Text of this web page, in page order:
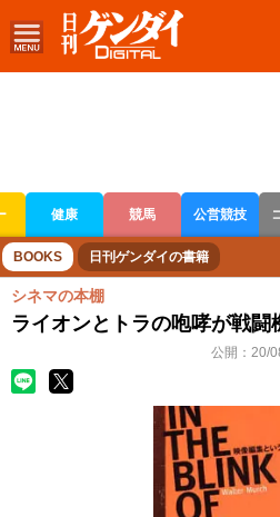
健康 競馬 公営競技
ボートレース 競輪 オートレース
BOOKS 日刊ゲンダイの書籍
シネマの本棚
ライオンとトラの咆哮が戦闘
公開： 20/